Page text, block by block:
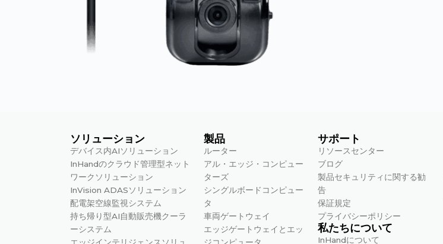
ソリューション
デバイス内AIソリューション
InHandのクラウド管理型ネット
ワークソリューション
InVision ADASソリューション
配電架空線監視システム
持ち帰り型AI自動販売機クーラ
ーシステム
エッジインテリジェンスソリュ
製品
ルーター
アル・エッジ・コンピュー
ターズ
シングルボードコンピュー
タ
車両ゲートウェイ
エッジゲートウェイとエッ
ジコンピュータ
サポート
リソースセンター
ブログ
製品セキュリティに関する勧
告
保証規定
プライバシーポリシー
私たちについて
InHandについて